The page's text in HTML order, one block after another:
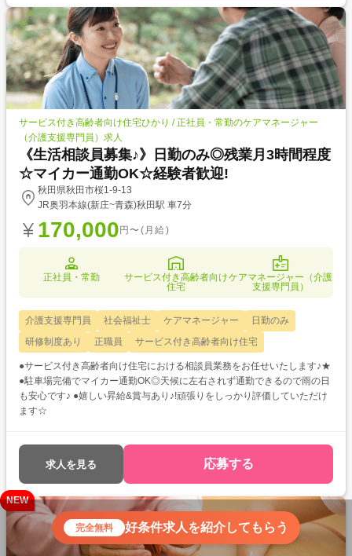
サービス付き高齢者向け住宅ひかり / 正社員・常勤のケアマネージャー
（介護支援専門員）求人
《生活相談員募集♪》日勤のみ◎残業月3時間程度
☆マイカー通勤OK☆経験者歓迎!
秋田県秋田市桜1-9-13
JR奥羽本線(新庄~青森)秋田駅 車7分
170,000 円〜(月給)
正社員・常勤
サービス付き高齢者向け
住宅
ケアマネージャー（介護
支援専門員）
介護支援専門員 社会福祉士 ケアマネージャー
日勤のみ
研修制度あり
正職員 サービス付き高齢者向け住宅
●サービス付き高齢者向け住宅における相談員業務をお任せいたします♪★
●駐車場完備でマイカー通勤OK◎天候に左右されず通勤できるので雨の日
も安心です♪ ●嬉しい昇給&賞与あり♪!頑張りをしっかり評価していただけ
ます☆
求人を見る 応募する
NEW
完全無料 好条件求人を紹介してもらう